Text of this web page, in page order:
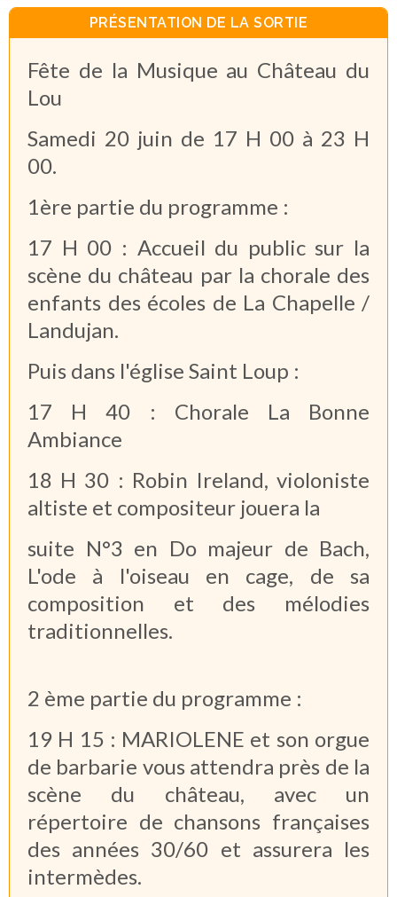
PRÉSENTATION DE LA SORTIE
Fête de la Musique au Château du
Lou
Samedi 20 juin de 17 H 00 à 23 H
00.
1ère partie du programme :
17 H 00 : Accueil du public sur la
scène du château par la chorale des
enfants des écoles de La Chapelle /
Landujan.
Puis dans l'église Saint Loup :
17 H 40 : Chorale La Bonne
Ambiance
18 H 30 : Robin Ireland, violoniste
altiste et compositeur jouera la
suite N°3 en Do majeur de Bach,
L'ode à l'oiseau en cage, de sa
composition et des mélodies
traditionnelles.
2 ème partie du programme :
19 H 15 : MARIOLENE et son orgue
de barbarie vous attendra près de la
scène du château, avec un
répertoire de chansons françaises
des années 30/60 et assurera les
intermèdes.